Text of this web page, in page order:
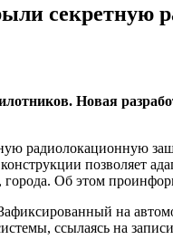
секретную
Новая
радиолокационную
позволяет
Об этом
на
ссылаясь на